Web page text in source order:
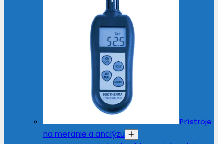
Prístroje
na meranie a analýzu